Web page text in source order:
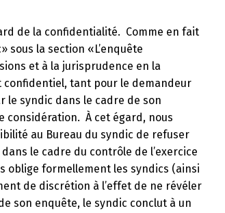
de la confidentialité. Comme en fait
sous la section «L’enquête
et à la jurisprudence en la
confidentiel, tant pour le demandeur
le syndic dans le cadre de son
considération. À cet égard, nous
au Bureau du syndic de refuser
le cadre du contrôle de l’exercice
oblige formellement les syndics (ainsi
de discrétion à l’effet de ne révéler
son enquête, le syndic conclut à un